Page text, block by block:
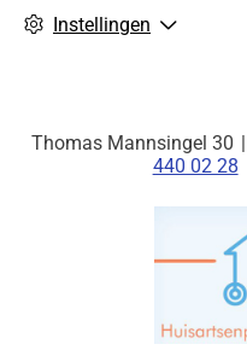
Instellingen
Thomas Mannsingel 30
440 02 28